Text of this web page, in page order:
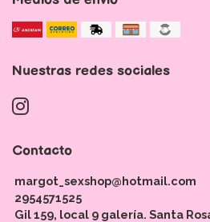
Nuestras redes sociales
Contacto
margot_sexshop@hotmail.com
2954571525
Gil 159, local 9 galería. Santa